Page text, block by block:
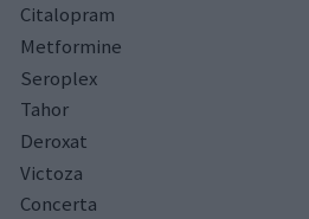
Citalopram
Metformine
Seroplex
Tahor
Deroxat
Victoza
Concerta